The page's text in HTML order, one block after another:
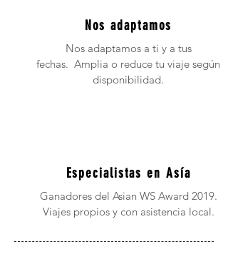
Nos adaptamos
Nos adaptamos a ti y a tus
fechas. Amplia o reduce tu viaje según
disponibilidad.
Especialistas en Asía
Ganadores del Asian WS Award 2019.
Viajes propios y con asistencia local.